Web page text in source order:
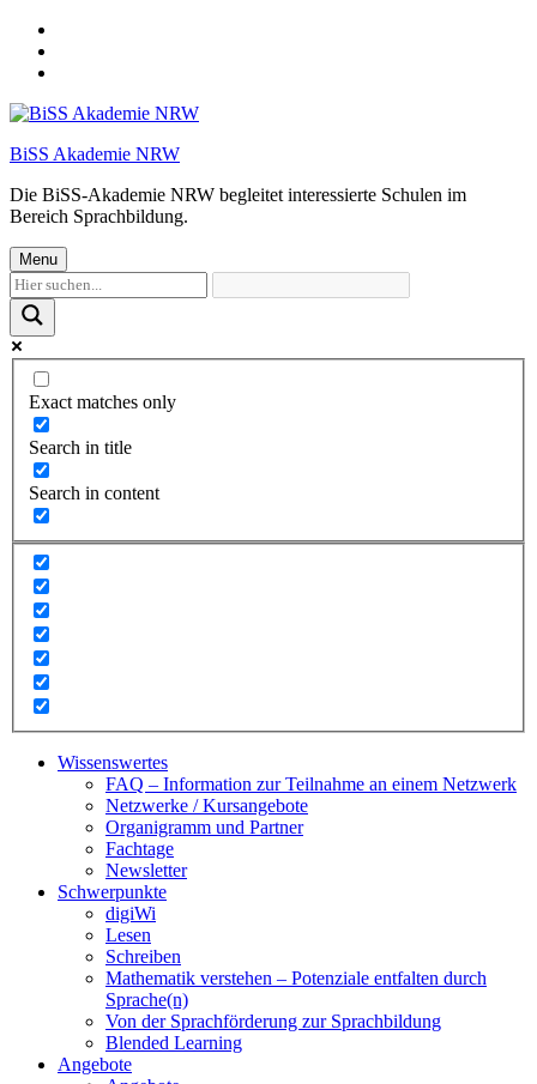
content
footer
BiSS Akademie NRW
Die BiSS-Akademie NRW begleitet interessierte Schulen im
Bereich Sprachbildung.
Menu
Exact matches only
Search in title
Search in content
Wissenswertes
FAQ – Information zur Teilnahme an einem Netzwerk
Netzwerke / Kursangebote
Organigramm und Partner
Fachtage
Newsletter
Schwerpunkte
digiWi
Lesen
Schreiben
Mathematik verstehen – Potenziale entfalten durch
Sprache(n)
Von der Sprachförderung zur Sprachbildung
Blended Learning
Angebote